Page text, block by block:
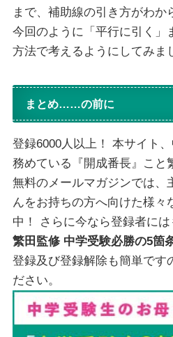
まで、補助線の引き方がわか
今回のように「平行に引く」
方法で考えるようにしてみま
まとめ……の前に
登録6000人以上！ 本サイト
務めている『開成番長』こと
無料のメールマガジンでは、
んをお持ちの方へ向けた様々
中！ さらに今なら登録者には
繁田監修 中学受験必勝の5箇
登録及び登録解除も簡単です
ださい。